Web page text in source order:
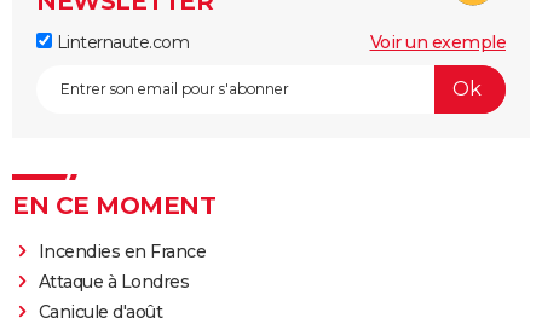
Linternaute.com Voir un exemple
EN CE MOMENT
Incendies en France
Attaque à Londres
Canicule d'août